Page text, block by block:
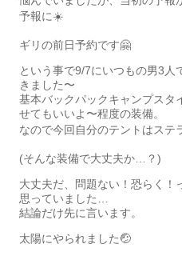
予報に☀️
ギリの前日予約です🤗
という事で9/7にいつもの男3人
きました〜
基本バックパックキャンプスタ
せてもいいよ〜程度の装備。
なので今回自分のテントはステ
(そんな装備で大丈夫か…？)
大丈夫だ、問題ない！恐らく！
思っていました…
結論だけ先に言います。
太陽にやられました🤕